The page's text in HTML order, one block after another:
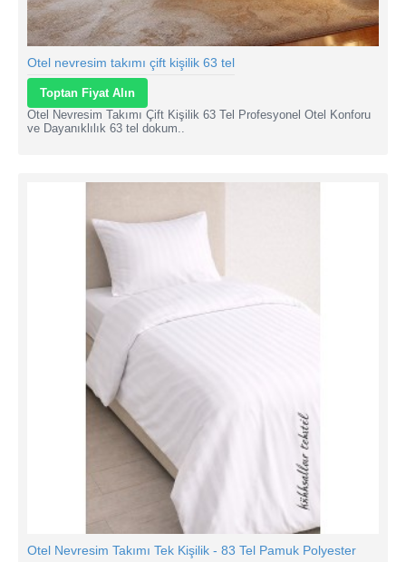
Otel nevresim takımı çift kişilik 63 tel
Toptan Fiyat Alın
Otel Nevresim Takımı Çift Kişilik 63 Tel Profesyonel Otel Konforu
ve Dayanıklılık 63 tel dokum..
Otel Nevresim Takımı Tek Kişilik - 83 Tel Pamuk Polyester